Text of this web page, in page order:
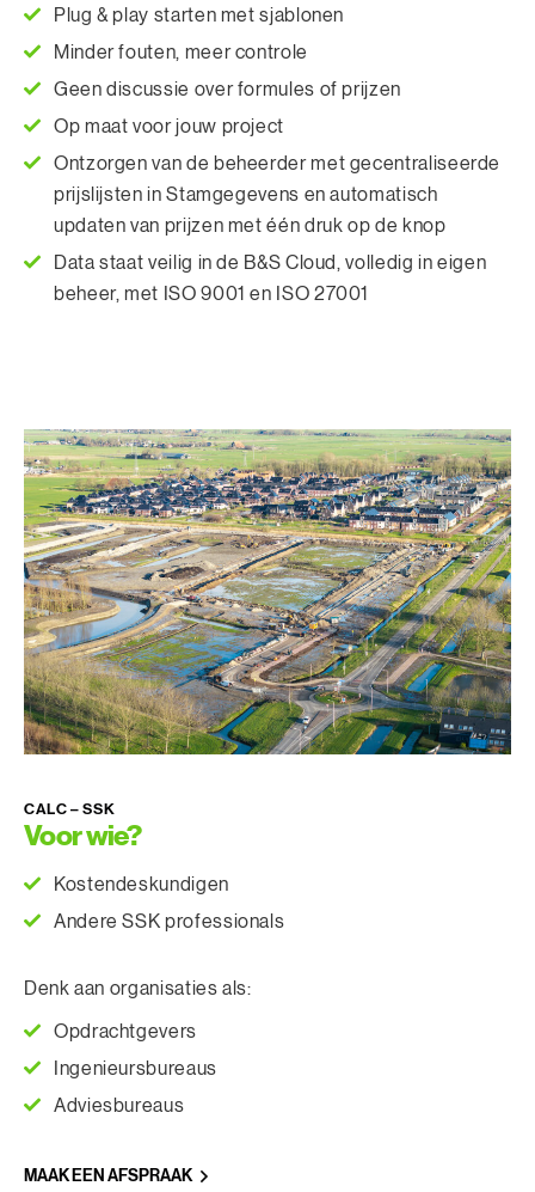
Plug & play starten met sjablonen
Minder fouten, meer controle
Geen discussie over formules of prijzen
Op maat voor jouw project
Ontzorgen van de beheerder met gecentraliseerde
prijslijsten in Stamgegevens en automatisch
updaten van prijzen met één druk op de knop
Data staat veilig in de B&S Cloud, volledig in eigen
beheer, met ISO 9001 en ISO 27001
CALC – SSK
Voor wie?
Kostendeskundigen
Andere SSK professionals
Denk aan organisaties als:
Opdrachtgevers
Ingenieursbureaus
Adviesbureaus
MAAK EEN AFSPRAAK